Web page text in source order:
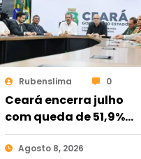
Rubenslima 0
Ceará encerra julho
com queda de 51,9%
nas mortes violentas;
Fortaleza registra
Agosto 8, 2026